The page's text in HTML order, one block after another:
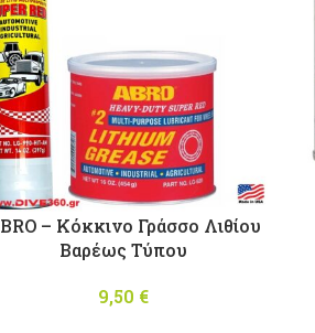
– Κόκκινο Γράσσο Λιθίου
Βαρέως Τύπου
9,50 €